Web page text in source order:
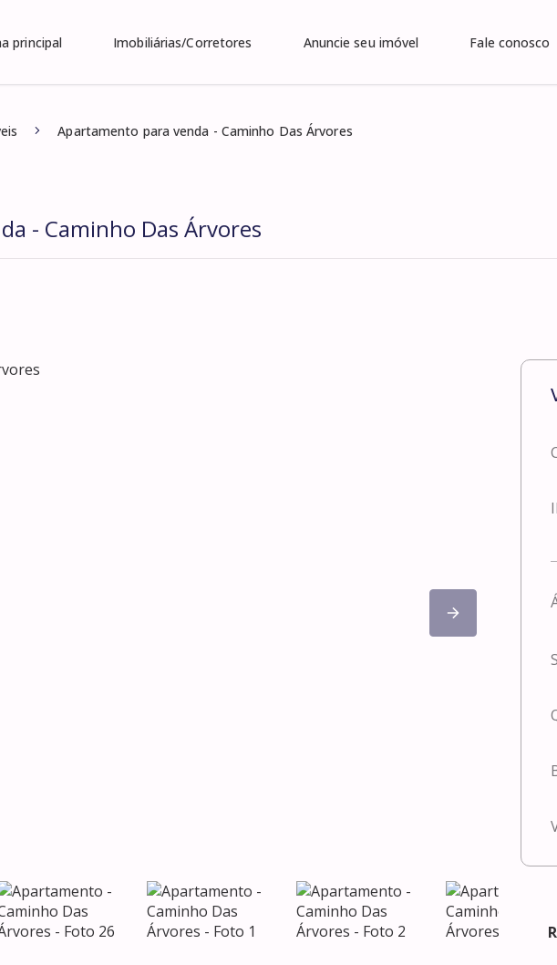
principal Imobiliárias/Corretores Anuncie seu imóvel Fale conosco
Apartamento para venda - Caminho Das Árvores
- Caminho Das Árvores